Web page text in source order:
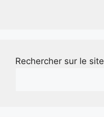
Rechercher sur le site